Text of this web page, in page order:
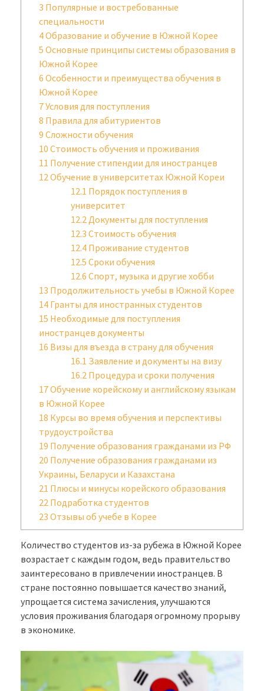
3 Популярные и востребованные
специальности
4Образование и обучение в Южной Корее
5 Основные принципы системы образования в
Южной Корее
6 Особенности и преимущества обучения в
Южной Корее
7Условия для поступления
8 Правила для абитуриентов
9 Сложности обучения
10 Стоимость обучения и проживания
11 Получение стипендии для иностранцев
12 Обучение в университетах Южной Кореи
12.1 Порядок поступления в
университет
12.2 Документы для поступления
12.3 Стоимость обучения
12.4 Проживание студентов
12.5 Сроки обучения
12.6 Спорт, музыка и другие хобби
13 Продолжительность учебы в Южной Корее
14 Гранты для иностранных студентов
15 Необходимые для поступления
иностранцев документы
16 Визы для въезда в страну для обучения
16.1 Заявление и документы на визу
16.2 Процедура и сроки получения
17Обучение корейскому и английскому языкам
в Южной Корее
18 Курсы во время обучения и перспективы
трудоустройства
19 Получение образования гражданами из РФ
20 Получение образования гражданами из
Украины, Беларуси и Казахстана
21 Плюсы и минусы корейского образования
22 Подработка студентов
23 Отзывы об учебе в Корее
Количество студентов из-за рубежа в Южной Корее
возрастает с каждым годом, ведь правительство
заинтересовано в привлечении иностранцев. В
стране постоянно повышается качество знаний,
упрощается система зачисления, улучшаются
условия проживания благодаря огромному прорыву
в экономике.